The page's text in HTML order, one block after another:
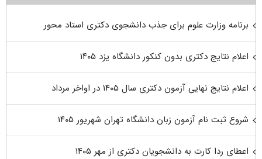
برنامه وزارت علوم برای جذب دانشجوی دکتری استاد محور
اعلام نتایج دکتری بدون کنکور دانشگاه یزد ۱۴۰۵
اعلام نتایج نهایی آزمون دکتری سال ۱۴۰۵ در اواخر مرداد
شروع ثبت نام آزمون زبان دانشگاه تهران شهریور ۱۴۰۵
اعطای ردا کارت به دانشجویان دکتری از مهر ۱۴۰۵